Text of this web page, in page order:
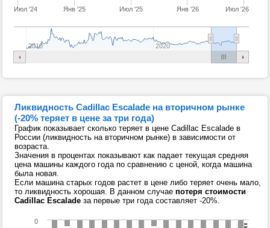
Июл '24 Янв '25 Июл '25 Янв '26 Июл '26
2010 2020
Ликвидность Cadillac Escalade на вторичном рынке
(-20% теряет в цене за три года)
График показывает сколько теряет в цене Cadillac Escalade в
России (ликвидность на вторичном рынке) в зависимости от
возраста.
Значения в процентах показывают как падает текущая средняя
цена машины каждого года по сравнению с ценой, когда машина
была новая.
Если машина старых годов растет в цене либо теряет очень мало,
то ликвидность хорошая. В данном случае потеря стоимости
Cadillac Escalade за первые три года составляет -20%.
0